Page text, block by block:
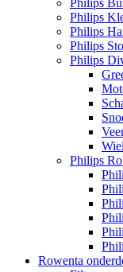
Philips
Philips
Philips
Philips
Philips
Philips
Rowenta